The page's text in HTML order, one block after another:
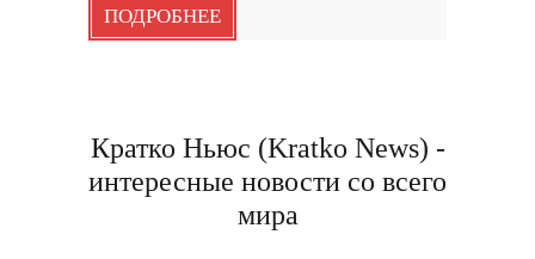
ПОДРОБНЕЕ
Кратко Ньюс (Kratko News) -
интересные новости со всего
мира